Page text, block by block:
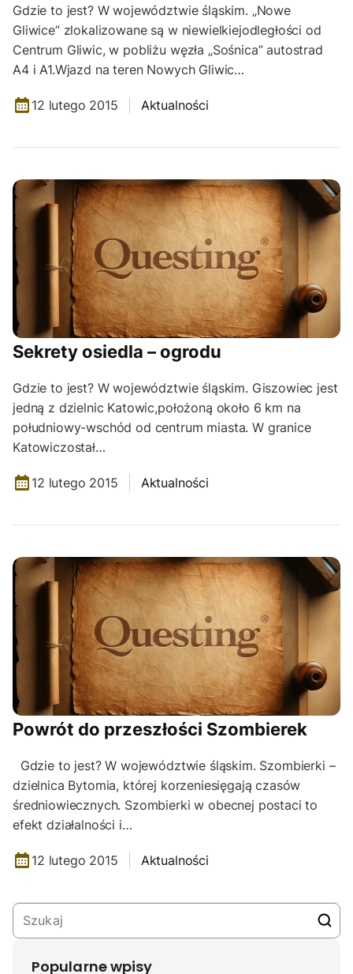
Gdzie to jest? W województwie śląskim. „Nowe
Gliwice” zlokalizowane są w niewielkiejodległości od
Centrum Gliwic, w pobliżu węzła „Sośnica” autostrad
A4 i A1.Wjazd na teren Nowych Gliwic…
12 lutego 2015 Aktualności
Sekrety osiedla – ogrodu
Gdzie to jest? W województwie śląskim. Giszowiec jest
jedną z dzielnic Katowic,położoną około 6 km na
południowy-wschód od centrum miasta. W granice
Katowiczostał…
12 lutego 2015 Aktualności
Powrót do przeszłości Szombierek
Gdzie to jest? W województwie śląskim. Szombierki –
dzielnica Bytomia, której korzeniesięgają czasów
średniowiecznych. Szombierki w obecnej postaci to
efekt działalności i…
12 lutego 2015 Aktualności
Popularne wpisy